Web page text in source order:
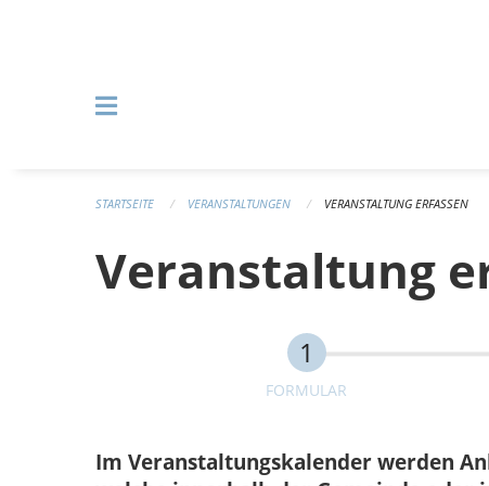
STARTSEITE VERANSTALTUNGEN VERANSTALTUNG ERFASSEN
Veranstaltung
FORMULAR
Im Veranstaltungskalender werden